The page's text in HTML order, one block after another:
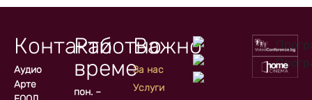
Контакти
Аудио
Арте
Работно
време
пон. –
Важно
За нас
Услуги